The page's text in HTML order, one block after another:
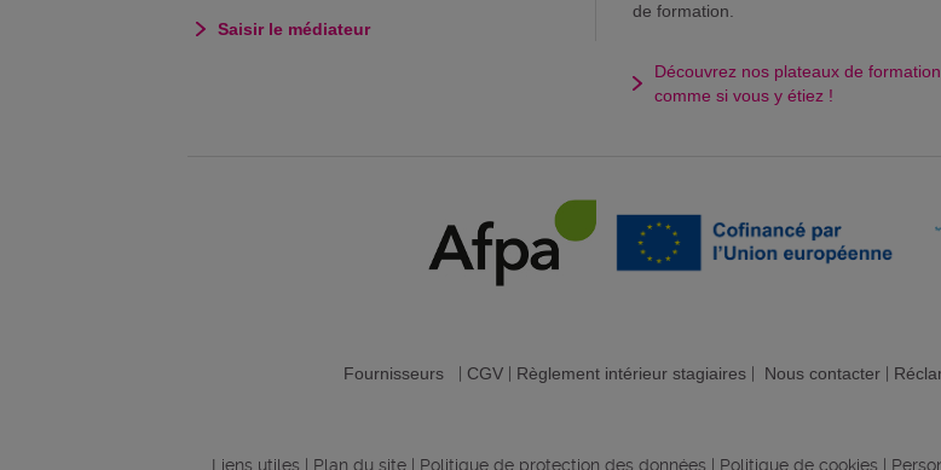
Saisir le médiateur
de formation.
Découvrez nos plateaux de formation
comme si vous y étiez !
Fournisseurs CGV Règlement intérieur stagiaires Nous contacter
Liens utiles Plan du site Politique de protection des données Politique de cookies